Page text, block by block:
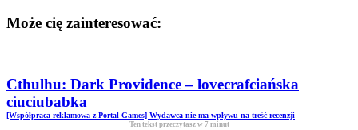
Może cię zainteresować:
Cthulhu: Dark Providence – lovecrafciańska
ciuciubabka
[Współpraca reklamowa z Portal Games] Wydawca nie ma wpływu na treść recenzji
Ten tekst przeczytasz w 7 minut